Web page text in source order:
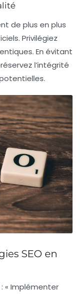
de plus en plus
. Privilégiez
En évitant
l’intégrité
SEO en
« Implémenter